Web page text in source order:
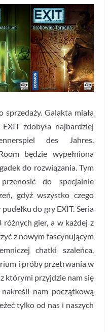
Galakta miała
zdobyła najbardziej
des Jahres.
będzie wypełniona
do rozwiązania. Tym
do specjalnie
gdyż wszystko czego
do gry EXIT. Seria
różnych gier, a w każdej z
z nowym fascynującym
chatki szaleńca,
i próby przetrwania w
którymi przyjdzie nam się
nam początkową
tylko od nas i naszych